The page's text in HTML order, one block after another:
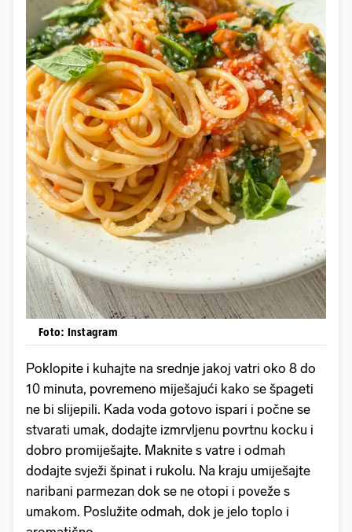
Foto: Instagram
Poklopite i kuhajte na srednje jakoj vatri oko 8 do
10 minuta, povremeno miješajući kako se špageti
ne bi slijepili. Kada voda gotovo ispari i počne se
stvarati umak, dodajte izmrvljenu povrtnu kocku i
dobro promiješajte. Maknite s vatre i odmah
dodajte svježi špinat i rukolu. Na kraju umiješajte
naribani parmezan dok se ne otopi i poveže s
umakom. Poslužite odmah, dok je jelo toplo i